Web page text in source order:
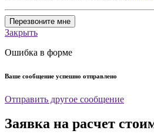
Перезвоните мне
Закрыть
Ошибка в форме
Ваше сообщение успешно отправлено
Отправить другое сообщение
Заявка на расчет